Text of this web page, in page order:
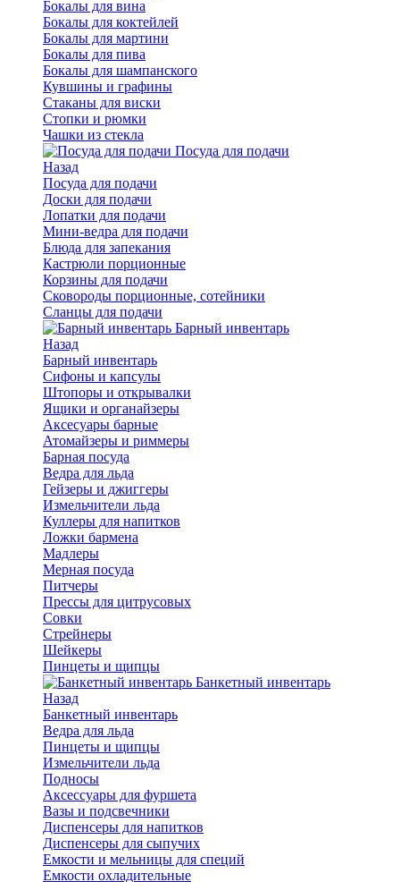
Бокалы для вина
Бокалы для коктейлей
Бокалы для мартини
Бокалы для пива
Бокалы для шампанского
Кувшины и графины
Стаканы для виски
Стопки и рюмки
Чашки из стекла
Посуда для подачи
Назад
Посуда для подачи
Доски для подачи
Лопатки для подачи
Мини-ведра для подачи
Блюда для запекания
Кастрюли порционные
Корзины для подачи
Сковороды порционные, сотейники
Сланцы для подачи
Барный инвентарь
Назад
Барный инвентарь
Сифоны и капсулы
Штопоры и открывалки
Ящики и органайзеры
Аксесуары барные
Атомайзеры и риммеры
Барная посуда
Ведра для льда
Гейзеры и джиггеры
Измельчители льда
Куллеры для напитков
Ложки бармена
Мадлеры
Мерная посуда
Питчеры
Прессы для цитрусовых
Совки
Стрейнеры
Шейкеры
Пинцеты и щипцы
Банкетный инвентарь
Назад
Банкетный инвентарь
Ведра для льда
Пинцеты и щипцы
Измельчители льда
Подносы
Аксессуары для фуршета
Вазы и подсвечники
Диспенсеры для напитков
Диспенсеры для сыпучих
Емкости и мельницы для специй
Емкости охладительные